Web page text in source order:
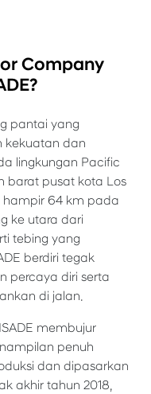
Company
pantai yang
kekuatan dan
lingkungan Pacific
barat pusat kota Los
hampir 64 km pada
ke utara dari
tebing yang
berdiri tegak
percaya diri serta
di jalan.
membujur
penuh
dan dipasarkan
akhir tahun 2018,